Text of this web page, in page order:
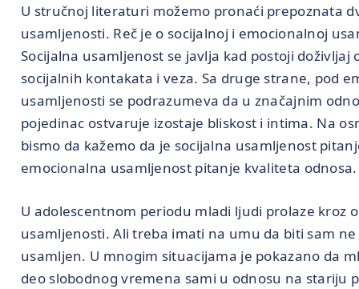
U stručnoj literaturi možemo pronaći prepoznata
usamljenosti. Reč je o socijalnoj i emocionalnoj
Socijalna usamljenost se javlja kad postoji doživljaj
socijalnih kontakata i veza. Sa druge strane, pod
usamljenosti se podrazumeva da u značajnim
pojedinac ostvaruje izostaje bliskost i intima. Na
bismo da kažemo da je socijalna usamljenost
emocionalna usamljenost pitanje kvaliteta odnosa.
U adolescentnom periodu mladi ljudi prolaze kroz
usamljenosti. Ali treba imati na umu da biti sam
usamljen. U mnogim situacijama je pokazano da
deo slobodnog vremena sami u odnosu na stariju